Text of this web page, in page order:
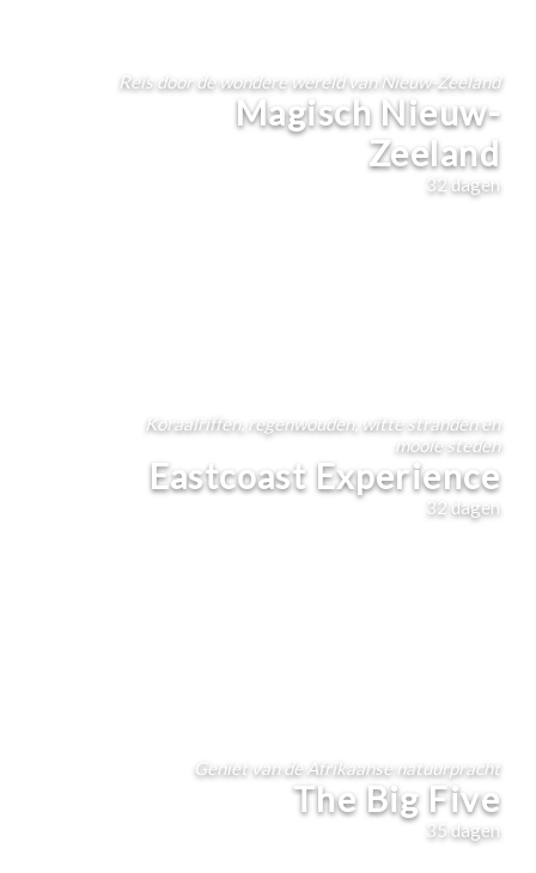
Reis door de wondere wereld van Nieuw-Zeeland
Magisch Nieuw-
Zeeland
32 dagen
Koraalriffen, regenwouden, witte stranden en
mooie steden
Eastcoast Experience
32 dagen
Geniet van de Afrikaanse natuurpracht
The Big Five
35dagen